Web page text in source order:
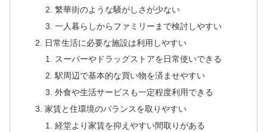
繁華街のような騒がしさが少ない
一人暮らしからファミリーまで検討しやすい
日常生活に必要な施設は利用しやすい
スーパーやドラッグストアを日常使いできる
駅周辺で基本的な買い物を済ませやすい
外食や生活サービスも一定程度利用できる
家賃と住環境のバランスを取りやすい
経堂より家賃を抑えやすい間取りがある